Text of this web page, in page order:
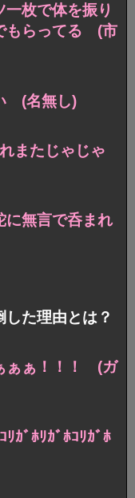
一枚で体を振り
もらってる (市
(名無し)
またじゃじゃ
に無言で呑まれ
た理由とは？
ぁぁ！！！ (ガ
ｶﾞﾎﾘｶﾞﾎｺﾘｶﾞﾎ